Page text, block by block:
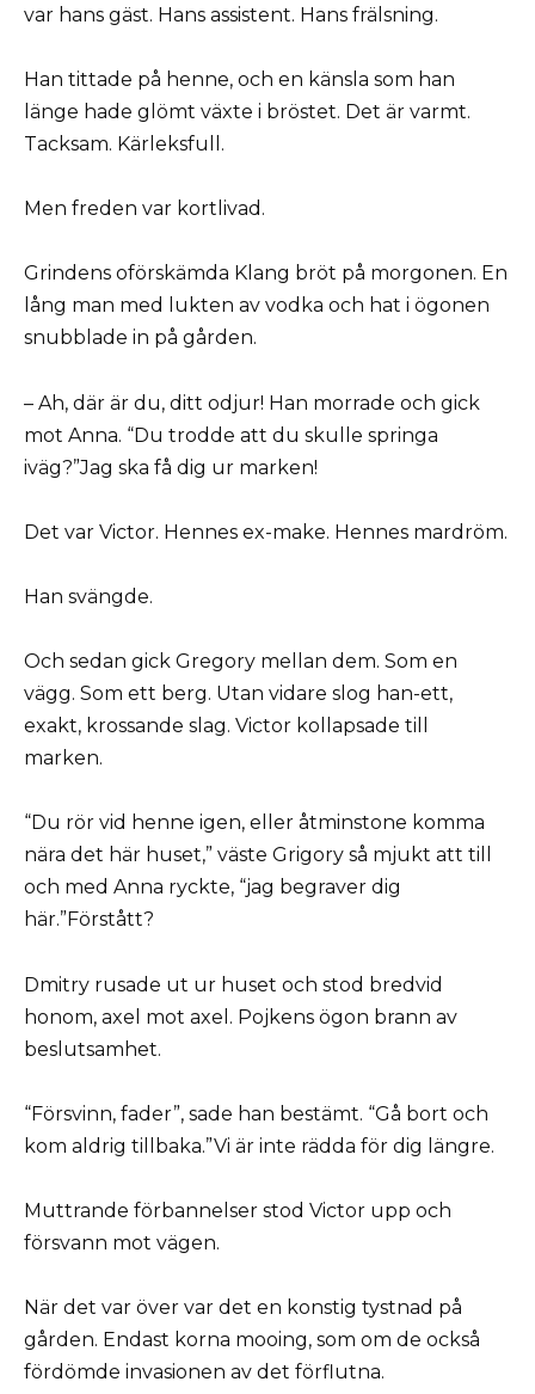
var hans gäst. Hans assistent. Hans frälsning.
Han tittade på henne, och en känsla som han
länge hade glömt växte i bröstet. Det är varmt.
Tacksam. Kärleksfull.
Men freden var kortlivad.
Grindens oförskämda Klang bröt på morgonen. En
lång man med lukten av vodka och hat i ögonen
snubblade in på gården.
– Ah, där är du, ditt odjur! Han morrade och gick
mot Anna. “Du trodde att du skulle springa
iväg?”Jag ska få dig ur marken!
Det var Victor. Hennes ex-make. Hennes mardröm.
Han svängde.
Och sedan gick Gregory mellan dem. Som en
vägg. Som ett berg. Utan vidare slog han-ett,
exakt, krossande slag. Victor kollapsade till
marken.
“Du rör vid henne igen, eller åtminstone komma
nära det här huset,” väste Grigory så mjukt att till
och med Anna ryckte, “jag begraver dig
här.”Förstått?
Dmitry rusade ut ur huset och stod bredvid
honom, axel mot axel. Pojkens ögon brann av
beslutsamhet.
“Försvinn, fader”, sade han bestämt. “Gå bort och
kom aldrig tillbaka.”Vi är inte rädda för dig längre.
Muttrande förbannelser stod Victor upp och
försvann mot vägen.
När det var över var det en konstig tystnad på
gården. Endast korna mooing, som om de också
fördömde invasionen av det förflutna.